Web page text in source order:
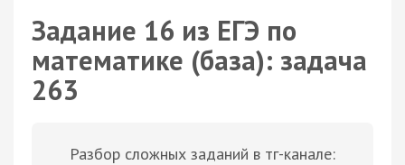
Задание 16 из ЕГЭ по
математике (база): задача
263
Разбор сложных заданий в тг-канале: